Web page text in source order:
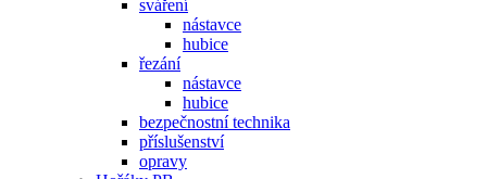
sváření
nástavce
hubice
řezání
nástavce
hubice
bezpečnostní technika
příslušenství
opravy